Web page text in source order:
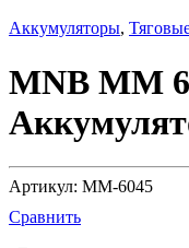
Аккумуляторы,
MNB MM
Артикул: MM-6045
Сравнить